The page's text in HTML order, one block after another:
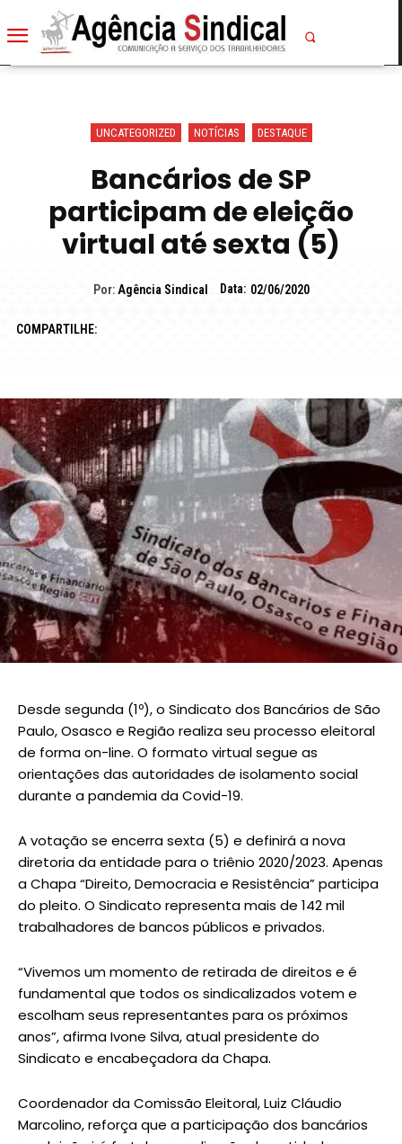
UNCATEGORIZED NOTÍCIAS DESTAQUE
Bancários de SP
participam de eleição
virtual até sexta (5)
Por: Agência Sindical Data: 02/06/2020
COMPARTILHE:
Desde segunda (1º), o Sindicato dos Bancários de São
Paulo, Osasco e Região realiza seu processo eleitoral
de forma on-line. O formato virtual segue as
orientações das autoridades de isolamento social
durante a pandemia da Covid-19.
A votação se encerra sexta (5) e definirá a nova
diretoria da entidade para o triênio 2020/2023. Apenas
a Chapa “Direito, Democracia e Resistência” participa
do pleito. O Sindicato representa mais de 142 mil
trabalhadores de bancos públicos e privados.
“Vivemos um momento de retirada de direitos e é
fundamental que todos os sindicalizados votem e
escolham seus representantes para os próximos
anos”, afirma Ivone Silva, atual presidente do
Sindicato e encabeçadora da Chapa.
Coordenador da Comissão Eleitoral, Luiz Cláudio
Marcolino, reforça que a participação dos bancários